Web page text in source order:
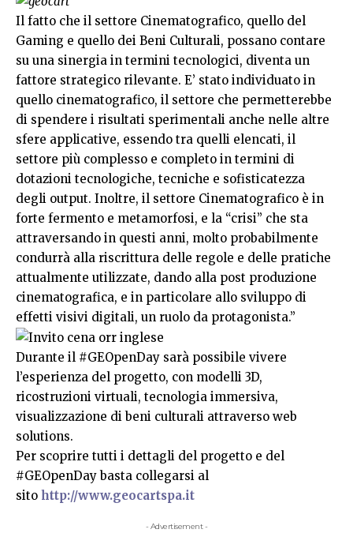
Il fatto che il settore Cinematografico, quello del
Gaming e quello dei Beni Culturali, possano contare
su una sinergia in termini tecnologici, diventa un
fattore strategico rilevante. E’ stato individuato in
quello cinematografico, il settore che permetterebbe
di spendere i risultati sperimentali anche nelle altre
sfere applicative, essendo tra quelli elencati, il
settore più complesso e completo in termini di
dotazioni tecnologiche, tecniche e sofisticatezza
degli output. Inoltre, il settore Cinematografico è in
forte fermento e metamorfosi, e la “crisi” che sta
attraversando in questi anni, molto probabilmente
condurrà alla riscrittura delle regole e delle pratiche
attualmente utilizzate, dando alla post produzione
cinematografica, e in particolare allo sviluppo di
effetti visivi digitali, un ruolo da protagonista.”
Durante il #GEOpenDay sarà possibile vivere
l’esperienza del progetto, con modelli 3D,
ricostruzioni virtuali, tecnologia immersiva,
visualizzazione di beni culturali attraverso web
solutions.
Per scoprire tutti i dettagli del progetto e del
#GEOpenDay basta collegarsi al
sito http://www.geocartspa.it
- Advertisement -